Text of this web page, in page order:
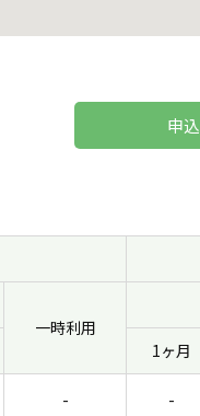
申込
一時利用
1ヶ月
- -